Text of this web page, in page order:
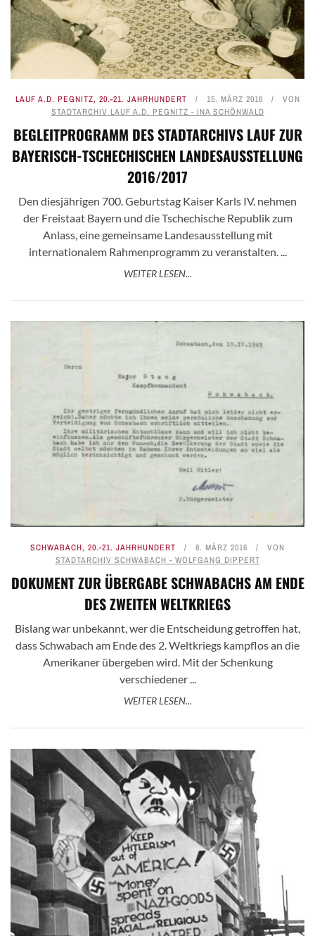
LAUF A.D. PEGNITZ, 20.-21. JAHRHUNDERT 15. MÄRZ 2016
VON
STADTARCHIV LAUF A.D. PEGNITZ - INA SCHÖNWALD
BEGLEITPROGRAMM DES STADTARCHIVS LAUF ZUR
BAYERISCH-TSCHECHISCHEN LANDESAUSSTELLUNG
2016/2017
Den diesjährigen 700. Geburtstag Kaiser Karls IV. nehmen
der Freistaat Bayern und die Tschechische Republik zum
Anlass, eine gemeinsame Landesausstellung mit
internationalem Rahmenprogramm zu veranstalten. ...
WEITER LESEN...
SCHWABACH, 20.-21. JAHRHUNDERT 8. MÄRZ 2016
VON
STADTARCHIV SCHWABACH - WOLFGANG DIPPERT
DOKUMENT ZUR ÜBERGABE SCHWABACHS AM ENDE
DES ZWEITEN WELTKRIEGS
Bislang war unbekannt, wer die Entscheidung getroffen hat,
dass Schwabach am Ende des 2. Weltkriegs kampflos an die
Amerikaner übergeben wird. Mit der Schenkung
verschiedener ...
WEITER LESEN...